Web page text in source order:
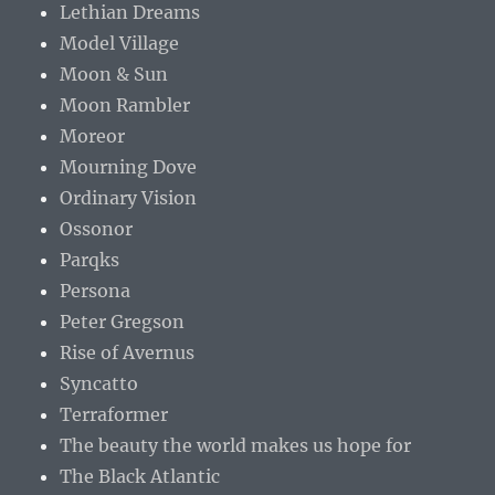
Lethian Dreams
Model Village
Moon & Sun
Moon Rambler
Moreor
Mourning Dove
Ordinary Vision
Ossonor
Parqks
Persona
Peter Gregson
Rise of Avernus
Syncatto
Terraformer
The beauty the world makes us hope for
The Black Atlantic